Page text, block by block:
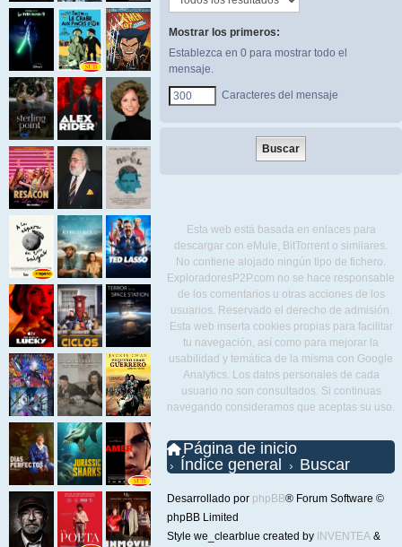
Mostrar los primeros:
Establezca en 0 para mostrar todo el
mensaje.
Caracteres del mensaje
Esta web está basada en enlaces para
descargar con eMule, BitTorrent o similares.
No contiene alojado ningún tipo de fichero.
ExploradoresP2P.com no se hace responsable
de los comentarios u otras acciones de los
usuarios. Reservado el derecho de admisión.
Esta web inserta cookies propias para facilitar
tu navegación, así como para mejorar la
usabilidad y temática de la misma con Google
Analytics. Los datos personales de cada
usuario no son consultados. Si continuas
navegando consideramos que aceptas su uso.
Página de inicio
Índice general
Buscar
Desarrollado por phpBB® Forum Software ©
phpBB Limited
Style we_clearblue created by INVENTEA &